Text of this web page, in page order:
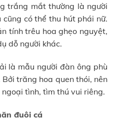
trắng mắt thường là người
có thể thu hút phái nữ.
tính trêu hoa ghẹo nguyệt,
dỗ người khác.
là mẫu người đàn ông phù
trăng hoa quen thói, nên
tình, tìm thú vui riêng.
đuôi cá